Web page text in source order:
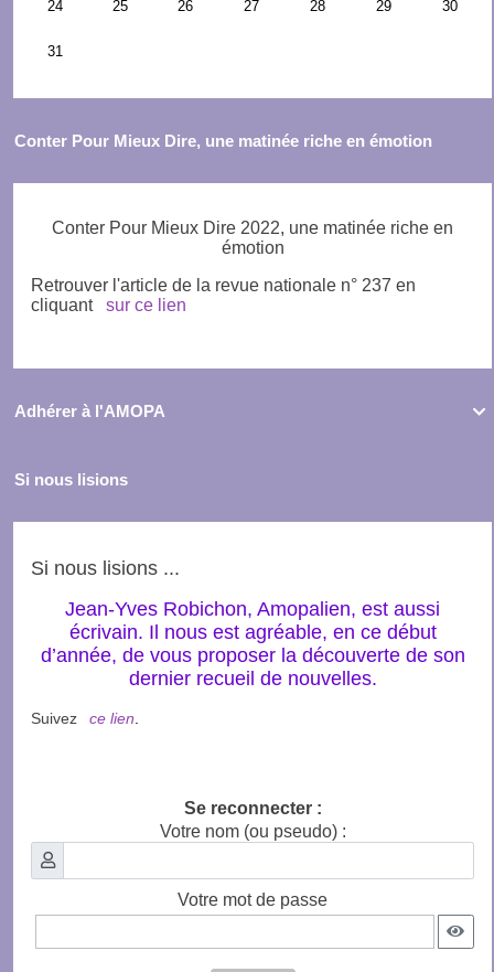
Conter Pour Mieux Dire, une matinée riche en émotion
Conter Pour Mieux Dire 2022, une matinée riche en
émotion
Retrouver l'article de la revue nationale n° 237 en
cliquant
sur ce lien

Adhérer à l'AMOPA
Si nous lisions
Si nous lisions ...
Jean-Yves Robichon, Amopalien, est aussi
écrivain. Il nous est agréable, en ce début
d’année, de vous proposer la découverte de son
dernier recueil de nouvelles.
Suivez ce lien
Se reconnecter :
Votre nom (ou pseudo) :
Votre mot de passe